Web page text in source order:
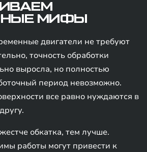
МИФЫ
двигатели не требуют
точность обработки
выросла, но полностью
период невозможно.
все равно нуждаются в
обкатка, тем лучше.
работы могут привести к